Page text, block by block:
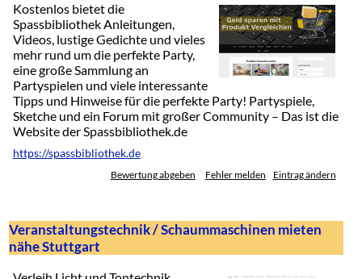
Kostenlos bietet die
Spassbibliothek Anleitungen,
Videos, lustige Gedichte und vieles
mehr rund um die perfekte Party,
eine große Sammlung an
Partyspielen und viele interessante
Tipps und Hinweise für die perfekte Party! Partyspiele,
Sketche und ein Forum mit großer Community – Das ist die
Website der Spassbibliothek.de
https://spassbibliothek.de
Bewertung abgeben Fehler melden Eintrag ändern
Veranstaltungstechnik / Schaummaschinen mieten
nähe Stuttgart